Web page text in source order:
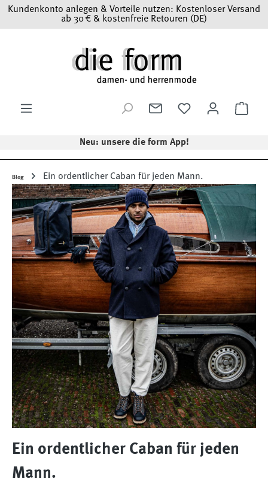
Zum Hauptinhalt springen
Kundenkonto anlegen & Vorteile nutzen: Kostenloser Versand
ab 30 € & kostenfreie Retouren (DE)
Neu: unsere die form App!
Blog Ein ordentlicher Caban für jeden Mann.
Ein ordentlicher Caban für jeden
Mann.